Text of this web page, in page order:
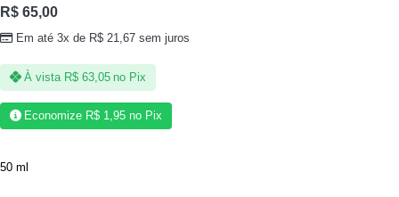
R$ 65,00
Em até 3x de R$ 21,67 sem juros
À vista R$63,05 no Pix
Economize R$ 1,95 no Pix
50 ml